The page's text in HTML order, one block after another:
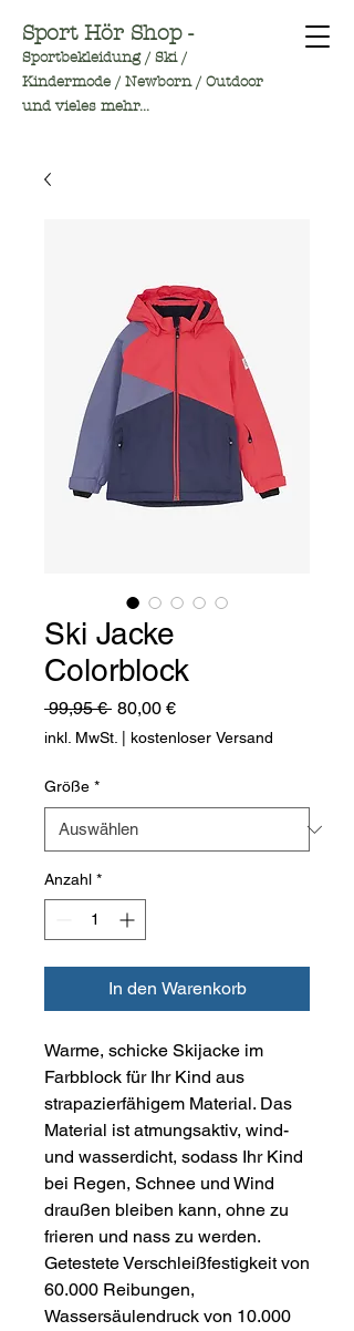
Sport Hör Shop -
Sportbekleidung / Ski /
Kindermode / Newborn / Outdoor
und vieles mehr...
Ski Jacke
Colorblock
99,95 € Standardpreis
80,00 €Sale-
Preis
inkl. MwSt. kostenloser Versand
Größe *
Anzahl *
In den Warenkorb
Warme, schicke Skijacke im
Farbblock für Ihr Kind aus
strapazierfähigem Material. Das
Material ist atmungsaktiv, wind-
und wasserdicht, sodass Ihr Kind
bei Regen, Schnee und Wind
draußen bleiben kann, ohne zu
frieren und nass zu werden.
Getestete Verschleißfestigkeit von
60.000 Reibungen,
Wassersäulendruck von 10.000